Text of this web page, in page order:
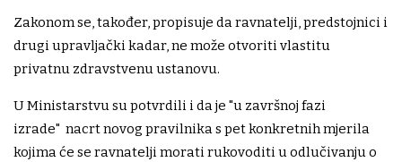
Zakonom se, također, propisuje da ravnatelji, predstojnici i
drugi upravljački kadar, ne može otvoriti vlastitu
privatnu zdravstvenu ustanovu.
U Ministarstvu su potvrdili i da je "u završnoj fazi
izrade" nacrt novog pravilnika s pet konkretnih mjerila
kojima će se ravnatelji morati rukovoditi u odlučivanju o